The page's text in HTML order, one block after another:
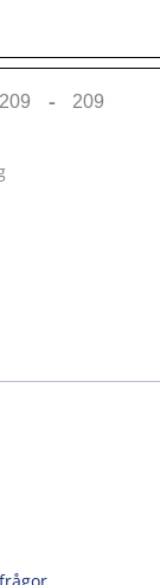
Minimum Price
-Maximum Price